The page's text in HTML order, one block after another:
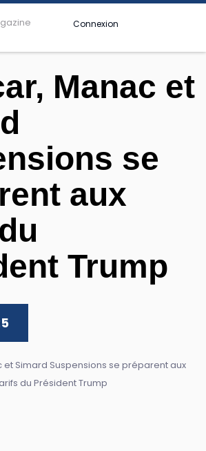
Connexion
Manac et
se
aux
Trump